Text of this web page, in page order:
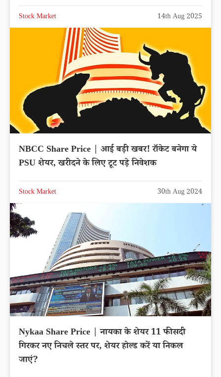
Stock Market 14th Aug 2025
NBCC Share Price | आई बड़ी खबर! रॉकेट बनेगा ये
PSU शेयर, खरीदने के लिए टूट पड़े निवेशक
Stock Market 30th Aug 2024
Nykaa Share Price | नायका के शेयर 11 फीसदी
गिरकर नए निचले स्तर पर, शेयर होल्ड करें या निकल
जाएं?